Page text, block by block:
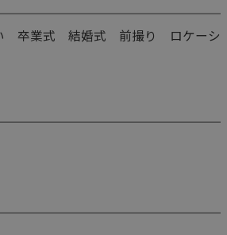
卒業式 結婚式 前撮り ロケーシ